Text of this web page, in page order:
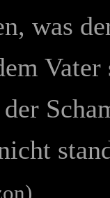
was
Vater